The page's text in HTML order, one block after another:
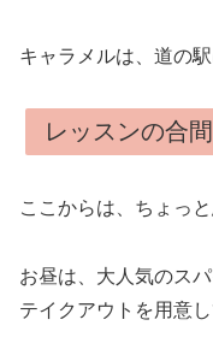
キャラメルは、道の
レッスンの合
ここからは、ちょっと
お昼は、大人気のス
テイクアウトを用意